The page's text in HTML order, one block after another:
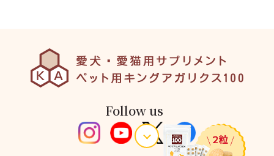
Follow us